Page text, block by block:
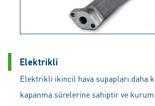
Elektrikli
Elektrikli ikincil hava supapları daha
kapanma sürelerine sahiptir ve